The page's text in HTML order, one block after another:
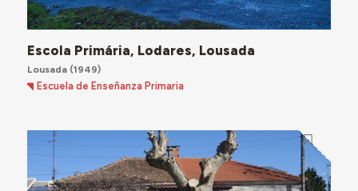
Escola Primária, Lodares, Lousada
Lousada(1949)
Escuela de Enseñanza Primaria